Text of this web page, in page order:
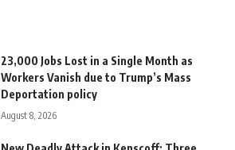
23,000 Jobs Lost in a Single Month as
Workers Vanish due to Trump’s Mass
Deportation policy
August 8, 2026